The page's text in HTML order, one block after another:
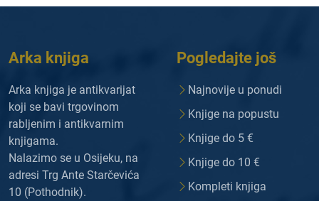
Arka knjiga
Arka knjiga je antikvarijat
koji se bavi trgovinom
rabljenim i antikvarnim
knjigama.
Nalazimo se u Osijeku, na
adresi Trg Ante Starčevića
10 (Pothodnik).
Pogledajte još
Najnovije u ponudi
Knjige na popustu
Knjige do 5 €
Knjige do 10 €
Kompleti knjiga